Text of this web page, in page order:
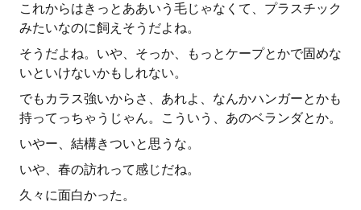
これからはきっとああいう毛じゃなくて、プラスチック
みたいなのに飼えそうだよね。
そうだよね。いや、そっか、もっとケープとかで固めな
いといけないかもしれない。
でもカラス強いからさ、あれよ、なんかハンガーとかも
持ってっちゃうじゃん。こういう、あのベランダとか。
いやー、結構きついと思うな。
いや、春の訪れって感じだね。
久々に面白かった。